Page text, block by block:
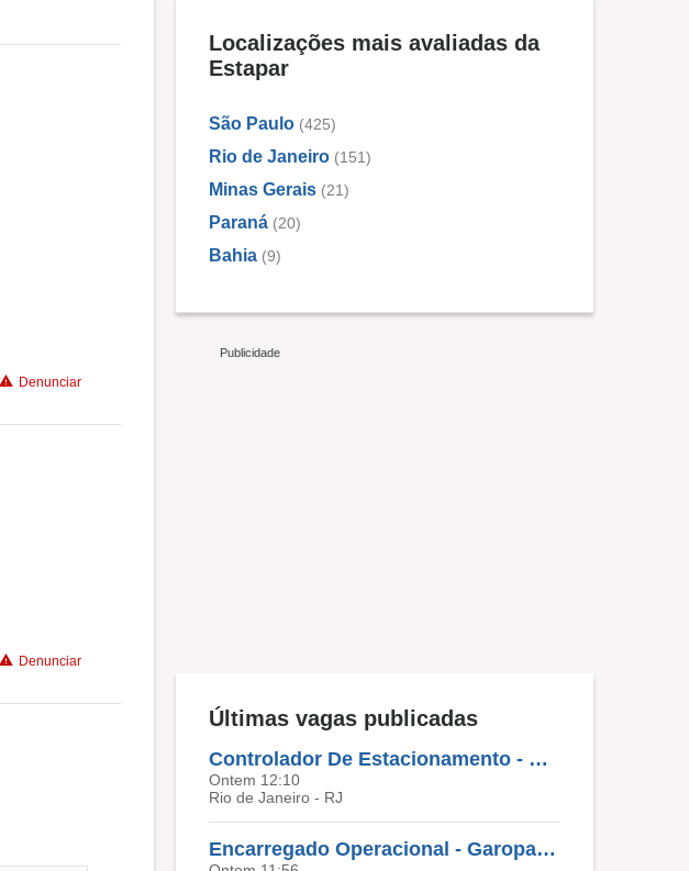
Denunciar
Denunciar
Localizações mais avaliadas da
Estapar
São Paulo (425)
Rio de Janeiro (151)
Minas Gerais (21)
Paraná (20)
Bahia (9)
Últimas vagas publicadas
Controlador De Estacionamento - Macaé - RJ
Ontem 12:10
Rio de Janeiro - RJ
Encarregado Operacional - Garopaba - SC